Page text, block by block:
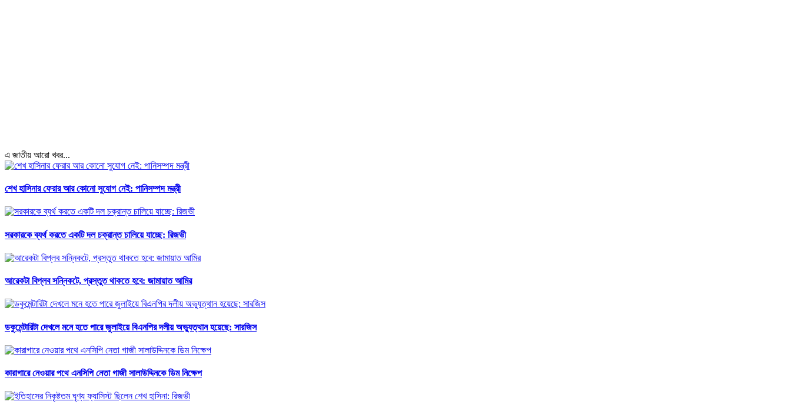
এ জাতীয় আরো খবর...
শেখ হাসিনার ফেরার আর কোনো সুযোগ নেই: পানিসম্পদ মন্ত্রী
সরকারকে ব্যর্থ করতে একটি দল চক্রান্ত চালিয়ে যাচ্ছে: রিজভী
আরেকটা বিপ্লব সন্নিকটে, প্রস্তুত থাকতে হবে: জামায়াত আমির
ডকুমেন্টারিটা দেখলে মনে হতে পারে জুলাইয়ে বিএনপির দলীয় অভ্যুত্থান হয়েছে: সারজিস
কারাগারে নেওয়ার পথে এনসিপি নেতা গাজী সালাউদ্দিনকে ডিম নিক্ষেপ